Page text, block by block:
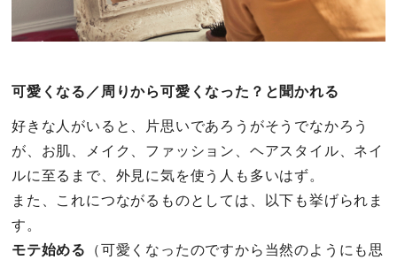
可愛くなる／周りから可愛くなった？と聞かれる
好きな人がいると、片思いであろうがそうでなかろう
が、お肌、メイク、ファッション、ヘアスタイル、ネイ
ルに至るまで、外見に気を使う人も多いはず。
また、これにつながるものとしては、以下も挙げられま
す。
モテ始める
（可愛くなったのですから当然のようにも思